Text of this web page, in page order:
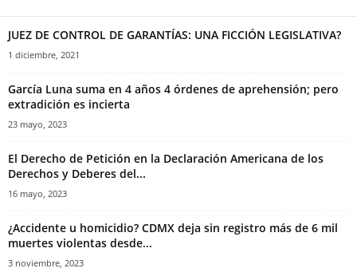
JUEZ DE CONTROL DE GARANTÍAS: UNA FICCIÓN LEGISLATIVA?
1 diciembre, 2021
García Luna suma en 4 años 4 órdenes de aprehensión; pero
extradición es incierta
23 mayo, 2023
El Derecho de Petición en la Declaración Americana de los
Derechos y Deberes del...
16 mayo, 2023
¿Accidente u homicidio? CDMX deja sin registro más de 6 mil
muertes violentas desde...
3 noviembre, 2023